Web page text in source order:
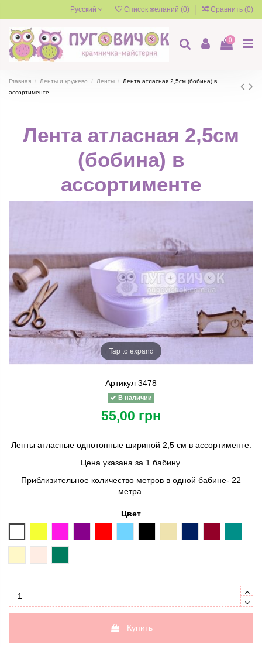
Русский Список желаний (0) Сравнить (0)
0
Главная Ленты и кружево Ленты
Лента атласная 2,5см (бобина) в
ассортименте
Лента атласная 2,5см
(бобина) в
ассортименте
Tap to expand
Артикул 3478
В наличии
55,00 грн
Ленты атласные однотонные шириной 2,5 см в ассортименте.
Цена указана за 1 бабину.
Приблизительное количество метров в одной бабине- 22
метра.
Цвет
Купить